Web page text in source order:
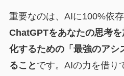
重要なのは、AIに100%依
ChatGPTをあなたの思考
化するための「最強のアシ
ること です。AIの力を借り